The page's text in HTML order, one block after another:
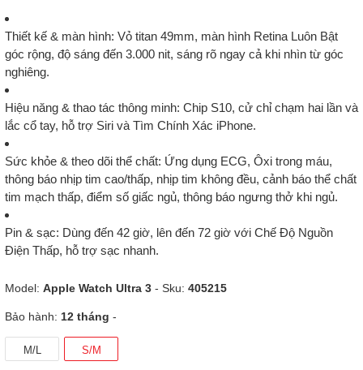
Thiết kế & màn hình: Vỏ titan 49mm, màn hình Retina Luôn Bật
góc rộng, độ sáng đến 3.000 nit, sáng rõ ngay cả khi nhìn từ góc
nghiêng.
Hiệu năng & thao tác thông minh: Chip S10, cử chỉ chạm hai lần và
lắc cổ tay, hỗ trợ Siri và Tìm Chính Xác iPhone.
Sức khỏe & theo dõi thể chất: Ứng dụng ECG, Ôxi trong máu,
thông báo nhịp tim cao/thấp, nhịp tim không đều, cảnh báo thể chất
tim mạch thấp, điểm số giấc ngủ, thông báo ngưng thở khi ngủ.
Pin & sạc: Dùng đến 42 giờ, lên đến 72 giờ với Chế Độ Nguồn
Điện Thấp, hỗ trợ sạc nhanh.
Model: Apple Watch Ultra 3 - Sku: 405215
Bảo hành: 12 tháng -
M/L S/M